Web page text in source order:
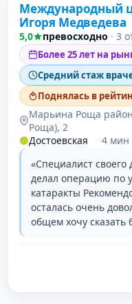
Международный
Игоря Медведева
5,0 превосходно · 3
Более 25 лет на
Средний стаж
Поднялась в
Марьина Роща район
Роща), 2
Достоевская
· 4
«Специалист своего
делал операцию по
катаракты
осталась очень
общем хочу сказать